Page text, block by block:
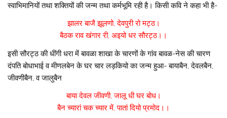
स्वाभिमानियों तथा शक्तियों की जन्म तथा कर्मभूमि रही है। किसी कवि ने कहा भी है-
झालर बाजै झूलणो, देवपुरी रो मट्ठ।
बैठक राव खंगार री, अइयो धर सौरट्ठ।।
इसी सौरट्ठ की धींगी धरा में बावळा शाखा के चारणों के गांव बावळ-नेस की चारण
दंपति बोधाभाई व मीणलबेन के घर चार लड़कियो का जन्म हुआ- बायाबैन, देवलबैन,
जीवणीबैन, व जालुबैन
बाया देवल जीवणी, जालू धी घर बोध।
बैन च्यारां चक च्यार में, पातां दियो प्रमोद।।